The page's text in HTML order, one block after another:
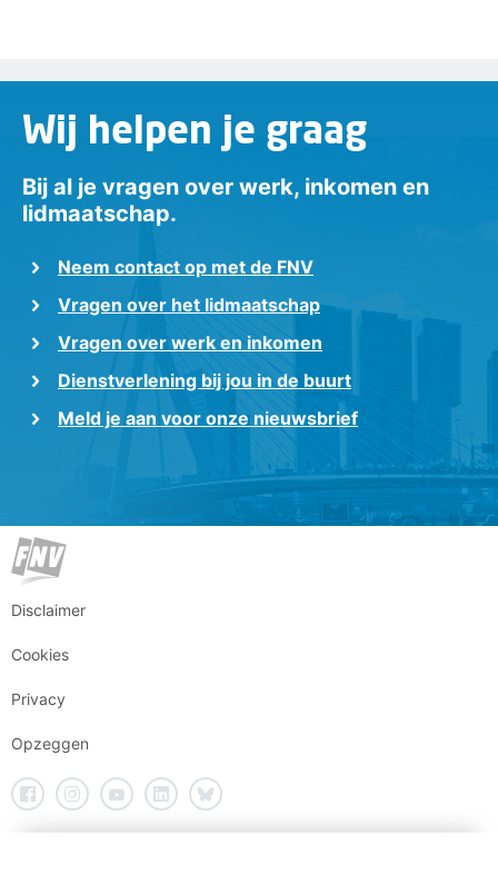
Wij helpen je graag
Bij al je vragen over werk, inkomen en
lidmaatschap.
Neem contact op met de FNV
Vragen over het lidmaatschap
Vragen over werk en inkomen
Dienstverlening bij jou in de buurt
Meld je aan voor onze nieuwsbrief
Disclaimer
Cookies
Privacy
Opzeggen